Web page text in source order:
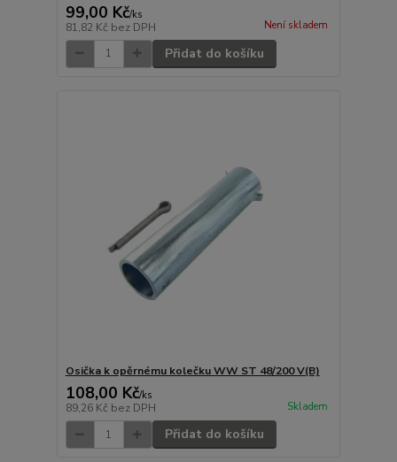
99,00 Kč/ks
81,82 Kč bez DPH Není skladem
Přidat do košíku
Osička k opěrnému kolečku WW ST 48/200 V(B)
108,00 Kč/ks
89,26 Kč bez DPH Skladem
Přidat do košíku